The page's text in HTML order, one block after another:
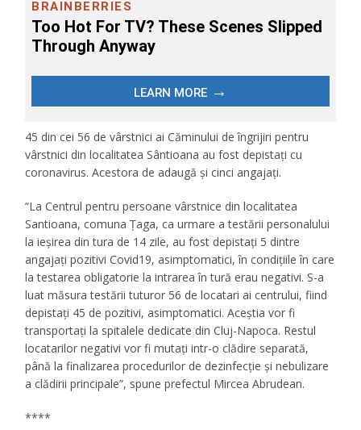
45 din cei 56 de vârstnici ai Căminului de îngrijiri pentru
vârstnici din localitatea Sântioana au fost depistaţi cu
coronavirus. Acestora de adaugă şi cinci angajaţi.
“La Centrul pentru persoane vârstnice din localitatea
Santioana, comuna Țaga, ca urmare a testării personalului
la ieșirea din tura de 14 zile, au fost depistați 5 dintre
angajați pozitivi Covid19, asimptomatici, în condițiile în care
la testarea obligatorie la intrarea în tură erau negativi. S-a
luat măsura testării tuturor 56 de locatari ai centrului, fiind
depistați 45 de pozitivi, asimptomatici. Aceștia vor fi
transportați la spitalele dedicate din Cluj-Napoca. Restul
locatarilor negativi vor fi mutați intr-o clădire separată,
până la finalizarea procedurilor de dezinfecție și nebulizare
a clădirii principale”, spune prefectul Mircea Abrudean.
****